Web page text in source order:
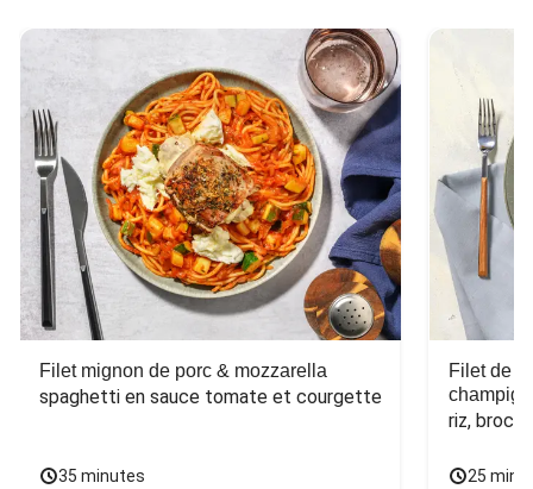
Filet mignon de porc & mozzarella
spaghetti en sauce tomate et courgette
35 minutes
Filet de
riz,
25